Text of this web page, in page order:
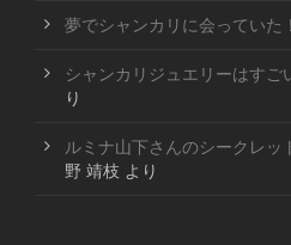
夢でシャンカリに会っていた！
シャンカリジュエリーはすご
り
ルミナ山下さんのシークレッ
野 靖枝 より